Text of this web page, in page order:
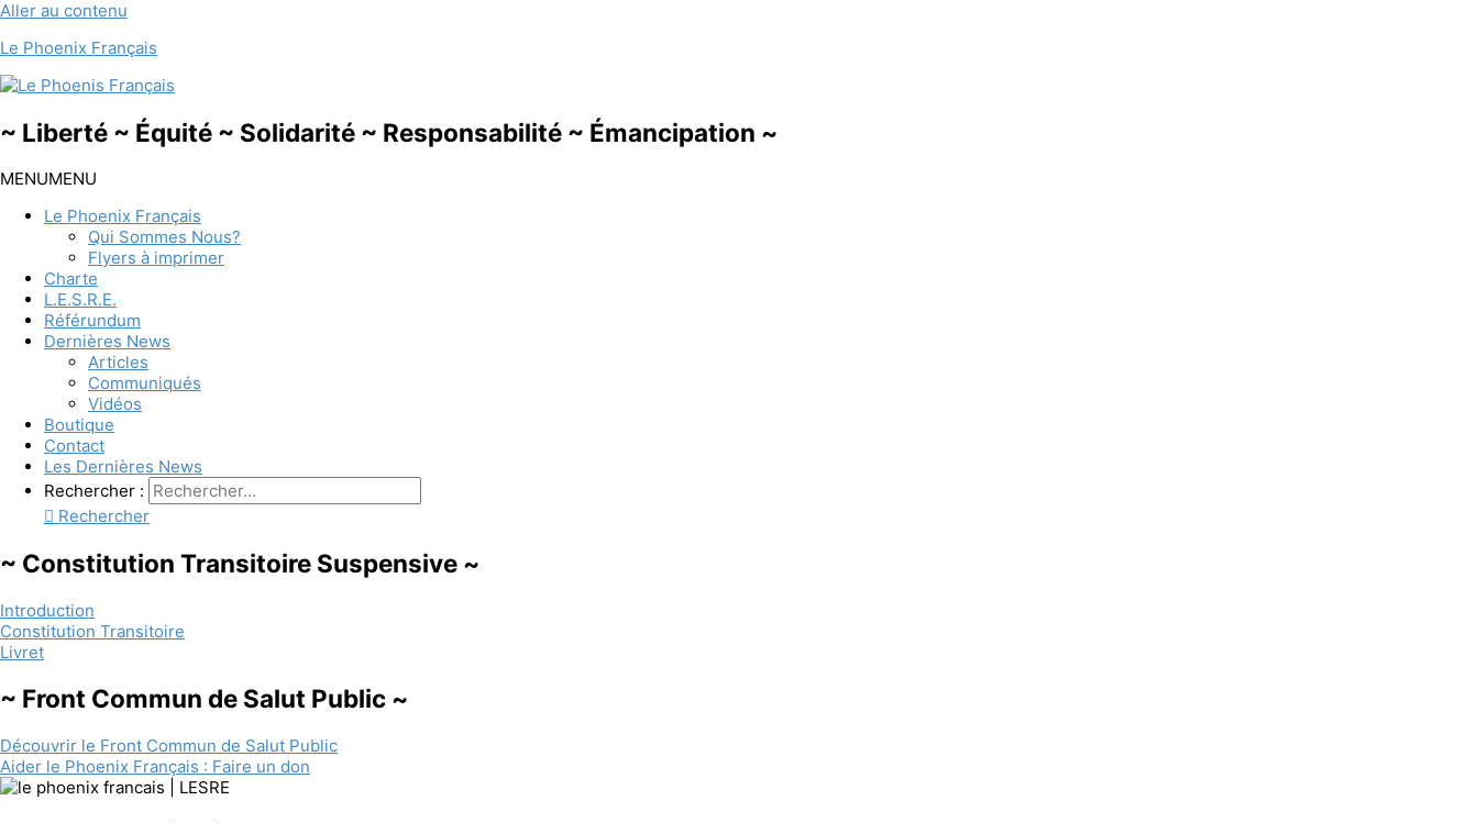
Aller au contenu
Le Phoenix Français
~ Liberté ~ Équité ~ Solidarité ~ Responsabilité ~ Émancipation ~
MENUMENU
Le Phoenix Français
Qui Sommes Nous?
Flyers à imprimer
Charte
L.E.S.R.E.
Référundum
Dernières News
Articles
Communiqués
Vidéos
Boutique
Contact
Les Dernières News
Rechercher :
Rechercher
~ Constitution Transitoire Suspensive ~
Introduction
Constitution Transitoire
Livret
~ Front Commun de Salut Public ~
Découvrir le Front Commun de Salut Public
Aider le Phoenix Français : Faire un don